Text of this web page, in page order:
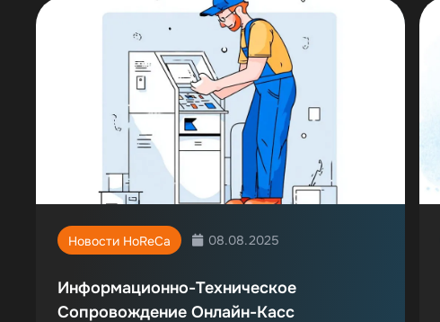
Новости HoReCa 08.08.2025
Информационно-Техническое
Сопровождение Онлайн-Касс